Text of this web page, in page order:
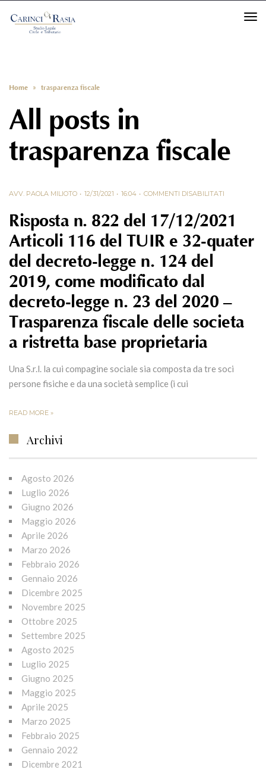
Home » trasparenza fiscale
All posts in
trasparenza fiscale
AVV. PAOLA MILIOTO 12/31/2021 16:04 COMMENTI DISABILITATI
Risposta n. 822 del 17/12/2021
Articoli 116 del TUIR e 32-quater
del decreto-legge n. 124 del
2019, come modificato dal
decreto-legge n. 23 del 2020 –
Trasparenza fiscale delle società
a ristretta base proprietaria
Una S.r.l. la cui compagine sociale sia composta da tre soci
persone fisiche e da una società semplice (i cui
READ MORE »
Archivi
Agosto 2026
Luglio 2026
Giugno 2026
Maggio 2026
Aprile 2026
Marzo 2026
Febbraio 2026
Gennaio 2026
Dicembre 2025
Novembre 2025
Ottobre 2025
Settembre 2025
Agosto 2025
Luglio 2025
Giugno 2025
Maggio 2025
Aprile 2025
Marzo 2025
Febbraio 2025
Gennaio 2022
Dicembre 2021